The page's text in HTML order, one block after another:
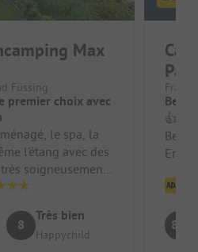
Max
Füssing
premier choix avec
le spa, la
l'étang avec des
soigneusement
s...
8
Très bien
Happychild
👍 Belle
8.8